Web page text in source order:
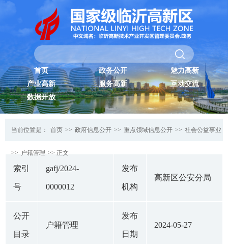
首页 政务公开
魅力高新
产业高新
服务高新
互动交流
数据开放
当前位置是： 首页 >> 政府信息公开 >> 重点领域信息公开 >> 社会公益事业
>> 户籍管理 >> 正文
索引
号
gafj/2024-
0000012
发布
机构
高新区公安分局
公开
目录
户籍管理
发布
日期
2024-05-27